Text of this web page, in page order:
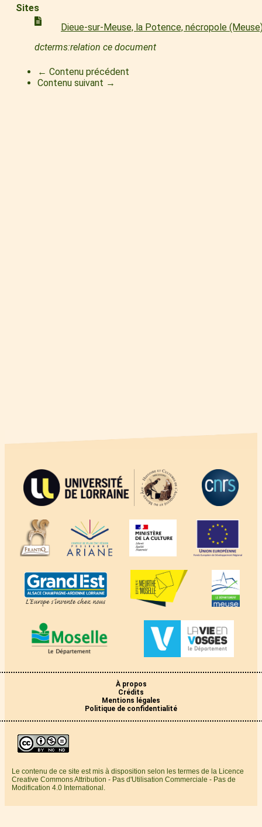
Sites
Dieue-sur-Meuse, la Potence, nécropole
dcterms:relation ce document
← Contenu précédent
Contenu suivant →
À propos
Crédits
Mentions légales
Politique de confidentialité
Le contenu de ce site est mis à disposition selon les termes de la Licence
Creative Commons Attribution - Pas d'Utilisation Commerciale - Pas de
Modification 4.0 International.